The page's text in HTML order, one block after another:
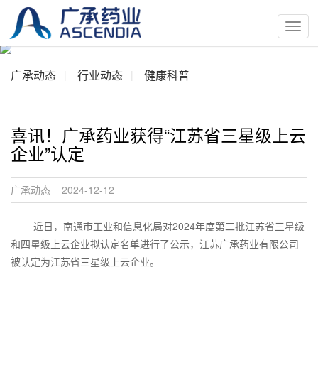
按
钮
广承动态 行业动态 健康科普
喜讯！广承药业获得“江苏省三星级上云
企业”认定
广承动态 2024-12-12
近日，南通市工业和信息化局对2024年度第二批江苏省三星级
和四星级上云企业拟认定名单进行了公示，江苏广承药业有限公司
被认定为江苏省三星级上云企业。